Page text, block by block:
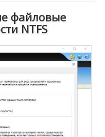
файловые
NTFS